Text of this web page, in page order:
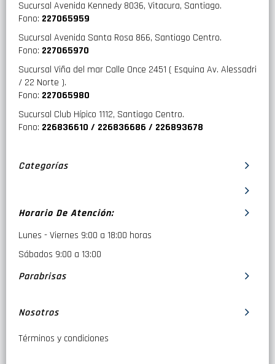
Sucursal Avenida Kennedy 8036, Vitacura, Santiago.
Fono: 227065959
Sucursal Avenida Santa Rosa 866, Santiago Centro.
Fono: 227065970
Sucursal Viña del mar Calle Once 2451 ( Esquina Av. Alessadri
/ 22 Norte ).
Fono: 227065980
Sucursal Club Hípico 1112, Santiago Centro.
Fono: 226836610 / 226836686 / 226893678
Categorías
Horario De Atención:
Lunes - Viernes 9:00 a 18:00 horas
Sábados 9:00 a 13:00
Parabrisas
Nosotros
Términos y condiciones